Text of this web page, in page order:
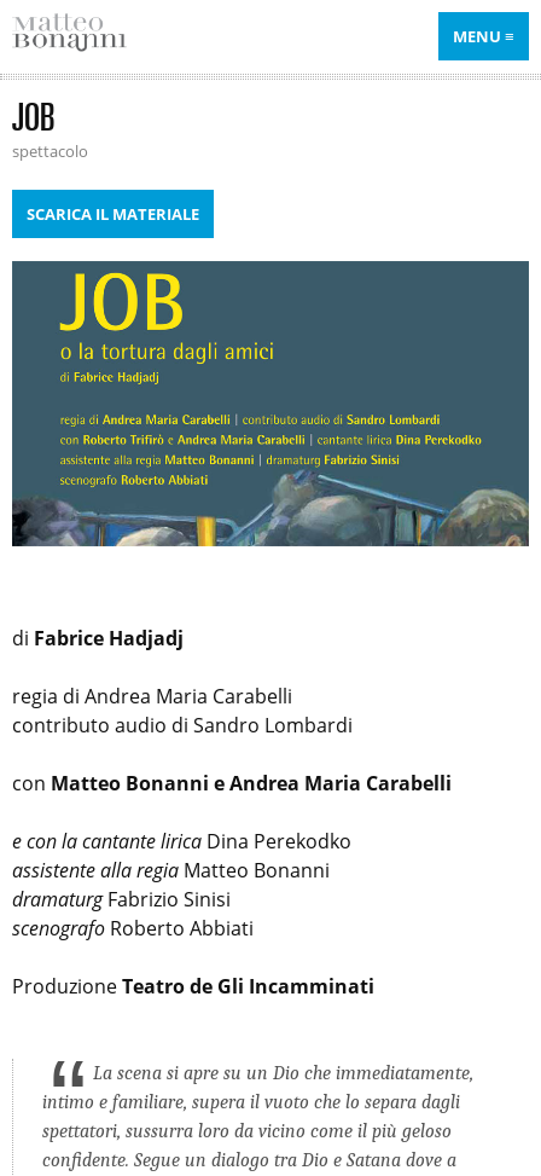
MENU
JOB
spettacolo
SCARICA IL MATERIALE
di Fabrice Hadjadj
regia di Andrea Maria Carabelli
contributo audio di Sandro Lombardi
con Matteo Bonanni e Andrea Maria Carabelli
e con la cantante lirica Dina Perekodko
assistente alla regia Matteo Bonanni
dramaturgFabrizio Sinisi
scenografo Roberto Abbiati
ProduzioneTeatro de Gli Incamminati
La scena si apre su un Dio che immediatamente,
intimo e familiare, supera il vuoto che lo separa dagli
spettatori, sussurra loro da vicino come il più geloso
confidente. Segue un dialogo tra Dio e Satana dove a